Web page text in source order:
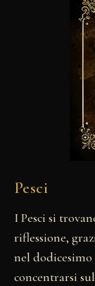
Pesci
I Pesci si
riflessione,
nel
concentrarsi